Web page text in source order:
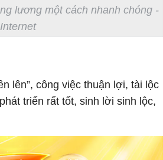
lương một cách nhanh chóng -
lên”, công việc thuận lợi, tài lộc
triển rất tốt, sinh lời sinh lộc,